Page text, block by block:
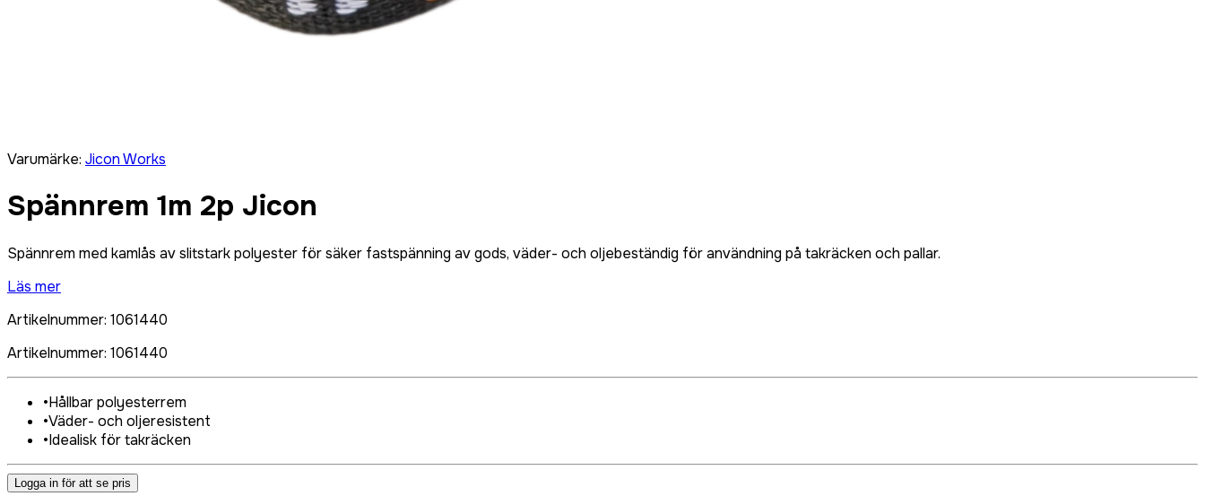
Varumärke: Jicon Works
Spännrem 1m 2p Jicon
Spännrem med kamlås av slitstark polyester för säker fastspänning av gods, väder- och oljebeständig för användning på takräcken och pallar.
Läs mer
Artikelnummer: 1061440
Artikelnummer: 1061440
•Hållbar polyesterrem
•Väder- och oljeresistent
•Idealisk för takräcken
Logga in för att se pris